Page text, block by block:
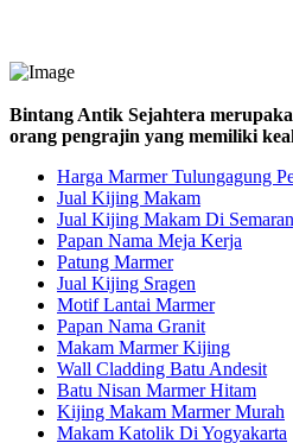
Bintang Antik Sejahtera
orang pengrajin yang memiliki
Harga Marmer Tulungagung
Jual Kijing Makam
Jual Kijing Makam Di
Papan Nama Meja Kerja
Patung Marmer
Jual Kijing Sragen
Motif Lantai Marmer
Papan Nama Granit
Makam Marmer Kijing
Wall Cladding Batu Andesit
Batu Nisan Marmer Hitam
Kijing Makam Marmer Murah
Makam Katolik Di Yogyakarta